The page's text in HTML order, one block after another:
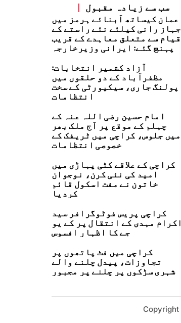
سب سے زیادہ مقبول
عمان کیساتھ آبنائے ہرمز میں
جہاز رانی کیلئے نئے راستے کے
قیام سے متعلق معاہدے کے قریب
پہنچ گئے: ایرانی وزیرخارجہ
آزاد کشمیر انتخابات:
مظفرآباد کے دو حلقوں میں
پولنگ جاری، سیکیورٹی کے سخت
انتظامات
امام حسین رضی اللہ عنہ کے
چہلم کے موقع پر آج ملک بھر
میں جلوس، کراچی میں ٹریفک کے
خصوصی انتظامات
کراچی کے علاقے کٹی پہاڑی میں
امید کی نئی کرن، نوجوان
خاتون نے مفت اسکول قائم
کردیا
کراچی پریس فوٹوگرافر سید
اکرام مہدی کے انتقال پر کے یو
جے کا اظہارِ افسوس
کراچی میں فٹ پاتھوں پر
تجاوزات، پیدل چلنے والے
شہری سڑکوں پر چلنے پر مجبور
Copyright